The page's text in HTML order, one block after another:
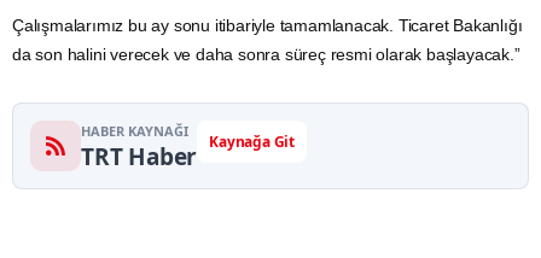
Çalışmalarımız bu ay sonu itibariyle tamamlanacak. Ticaret Bakanlığı
da son halini verecek ve daha sonra süreç resmi olarak başlayacak.”
HABER KAYNAĞI
TRT Haber Kaynağa Git